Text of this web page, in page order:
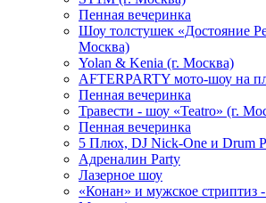
Пенная вечеринка
Шоу толстушек «Достояние
Москва)
Yolan & Kenia (г. Москва)
AFTERPARTY мото-шоу на
Пенная вечеринка
Травести - шоу «Teatro» (г.
Пенная вечеринка
5 Плюх, DJ Nick-One и Drum
Адреналин Party
Лазерное шоу
«Конан» и мужское стриптиз